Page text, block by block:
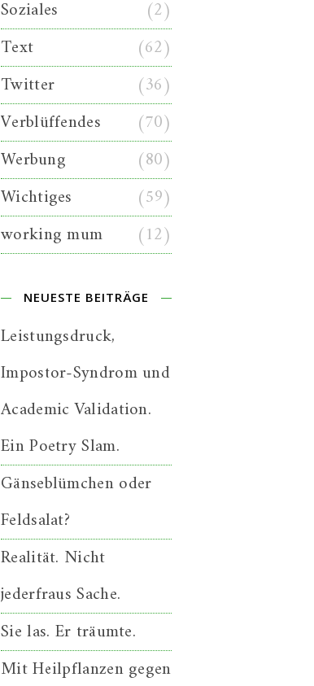
Soziales
(2)
Text
(62)
Twitter
(36)
Verblüffendes
(70)
Werbung
(80)
Wichtiges
(59)
working mum
(12)
NEUESTE BEITRÄGE
Leistungsdruck,
Impostor-Syndrom und
Academic Validation.
Ein Poetry Slam.
Gänseblümchen oder
Feldsalat?
Realität. Nicht
jederfraus Sache.
Sie las. Er träumte.
Mit Heilpflanzen gegen